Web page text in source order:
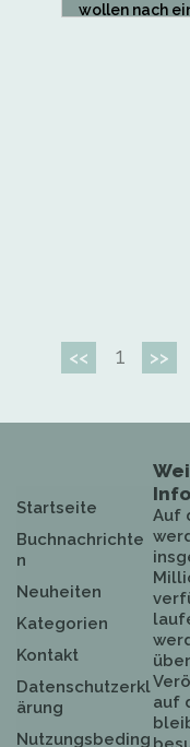
wollen nach
<< 1 >>
Startseite
Buchnachrichte
n
Neuheiten
Kategorien
Kontakt
Datenschutzerkl
ärung
Nutzungsbeding
Auf
auf